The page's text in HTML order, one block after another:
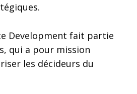
Development fait partie
qui a pour mission
les décideurs du